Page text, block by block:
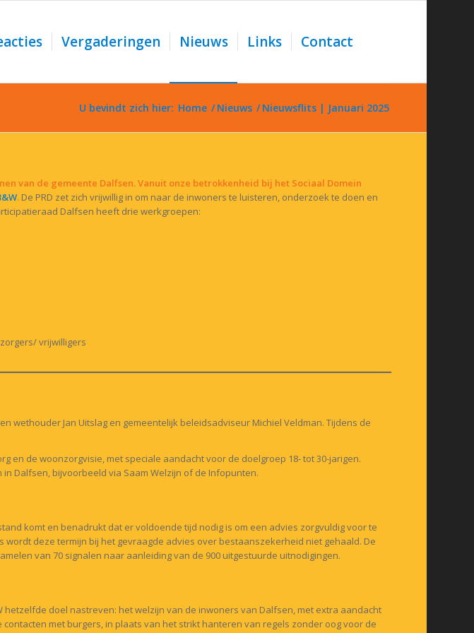
Vergaderingen Nieuws Links Contact
U bevindt zich hier: Home / Nieuws / Nieuwsflits | Januari 2025
van de gemeente Dalfsen. Vanuit onze betrokkenheid bij het Sociaal Domein
. De PRD zet zich vrijwillig in om naar de inwoners te luisteren, onderzoek te doen en
Dalfsen heeft drie werkgroepen:
vrijwilligers
wethouder Jan Uitslag en gemeentelijk beleidsadviseur Michiel Veldman. Tijdens de
en de woonzorgvisie, met speciale aandacht voor de doelgroep 18- tot 30-jarigen.
Dalfsen, bijvoorbeeld via Saam Welzijn of de Infopunten.
komt en benadrukt dat er voldoende tijd nodig is om een advies zorgvuldig voor te
deze termijn bij het gevraagde advies over bestaanszekerheid niet gehaald. De
van 70 signalen naar aanleiding van de 900 uitgestuurde uitnodigingen.
doel nastreven: het welzijn van de inwoners van Dalfsen, met extra aandacht
met burgers, in plaats van het strikt hanteren van regels zonder oog voor de